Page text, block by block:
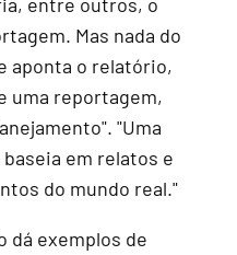
Mas nada do
aponta o relatório,
uma reportagem,
"Uma
em relatos e
do mundo real."
dá exemplos de